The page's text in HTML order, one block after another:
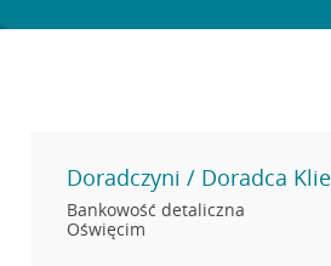
Doradczyni / Doradca
Bankowość detaliczna
Oświęcim